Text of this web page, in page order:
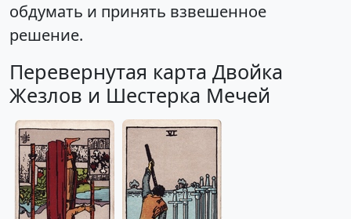
обдумать и принять взвешенное
решение.
Перевернутая карта Двойка
Жезлов и Шестерка Мечей